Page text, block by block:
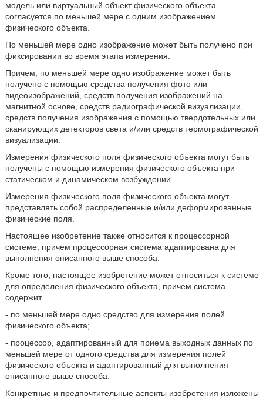
модель или виртуальный объект физического объекта
согласуется по меньшей мере с одним изображением
физического объекта.
По меньшей мере одно изображение может быть получено при
фиксировании во время этапа измерения.
Причем, по меньшей мере одно изображение может быть
получено с помощью средства получения фото или
видеоизображений, средств получения изображений на
магнитной основе, средств радиографической визуализации,
средств получения изображения с помощью твердотельных или
сканирующих детекторов света и/или средств термографической
визуализации.
Измерения физического поля физического объекта могут быть
получены с помощью измерения физического объекта при
статическом и динамическом возбуждении.
Измерения физического поля физического объекта могут
представлять собой распределенные и/или деформированные
физические поля.
Настоящее изобретение также относится к процессорной
системе, причем процессорная система адаптирована для
выполнения описанного выше способа.
Кроме того, настоящее изобретение может относиться к системе
для определения физического объекта, причем система
содержит
- по меньшей мере одно средство для измерения полей
физического объекта;
- процессор, адаптированный для приема выходных данных по
меньшей мере от одного средства для измерения полей
физического объекта и адаптированный для выполнения
описанного выше способа.
Конкретные и предпочтительные аспекты изобретения изложены